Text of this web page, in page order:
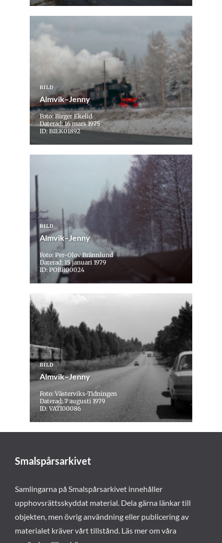
BILD
Almvik–Jenny
Foto: Birger Ekelid
Daterad: 16 mars 1975
ID: BIEK01892
BILD
Almvik–Jenny
Foto: Per-Olov Brännlund
Daterad: 15 januari 1979
ID: POBR00024
BILD
Almvik–Jenny
Foto: Västerviks-Tidningen
Daterad: 7 augusti 1979
ID: VATI00086
Smalspårsarkivet
Samlingarna på Smalspårsarkivet innehåller
upphovsrättsskyddat material. Dela gärna länkar till
objekten, men övrig användning eller publicering av
materialet kräver vårt tillstånd. Läs mer om våra